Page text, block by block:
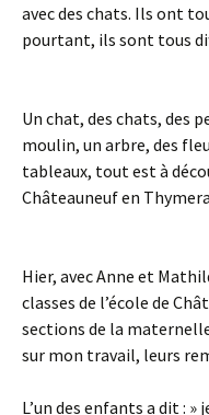
avec des chats. Ils ont
pourtant, ils sont tous
Un chat, des chats, des
moulin, un arbre, des
tableaux, tout est à
Châteauneuf en
Hier, avec Anne et
classes de l’école de
sections de la
sur mon travail, leurs
L’un des enfants a dit : »